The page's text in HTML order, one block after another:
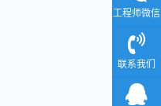
工程师微信
联系我们